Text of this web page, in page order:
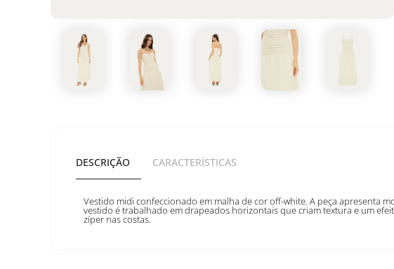
DESCRIÇÃO CARACTERÍSTICAS
Vestido midi confeccionado em malha de cor off-white. A peça apresenta
vestido é trabalhado em drapeados horizontais que criam textura e um
zíper nas costas.